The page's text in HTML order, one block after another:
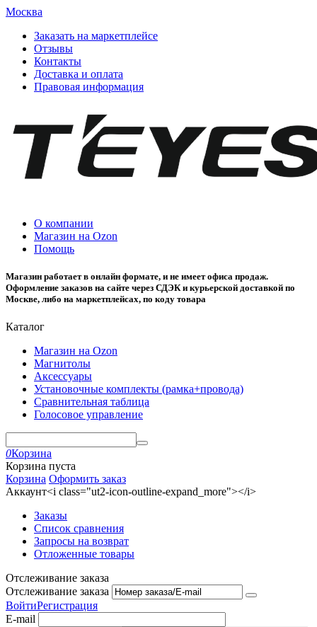
Москва
Заказать на маркетплейсе
Отзывы
Контакты
Доставка и оплата
Правовая информация
О компании
Магазин на Ozon
Помощь
Магазин работает в онлайн формате, и не имеет офиса продаж.
Оформление заказов на сайте через СДЭК и курьерской доставкой по
Москве, либо на маркетплейсах, по коду товара
Каталог
Магазин на Ozon
Магнитолы
Аксессуары
Установочные комплекты (рамка+провода)
Сравнительная таблица
Голосовое управление
0Корзина
Корзина пуста
Корзина Оформить заказ
Аккаунт<i class="ut2-icon-outline-expand_more"></i>
Заказы
Список сравнения
Запросы на возврат
Отложенные товары
Отслеживание заказа
Отслеживание заказа
ВойтиРегистрация
E-mail